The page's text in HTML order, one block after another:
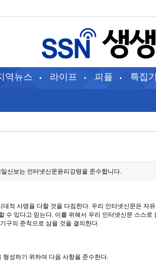
역뉴스 라이프 피플 특집
신보는 인터넷신문윤리강령을 준수합니다.
적 사명을 다할 것을 다짐한다. 우리 인터넷신문은 자
수 있다고 믿는다. 이를 위해서 우리 인터넷신문 스스
구의 준칙으로 삼을 것을 결의한다.
성하기 위하여 다음 사항을 준수한다.